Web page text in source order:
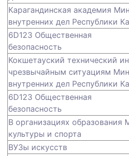
Карагандинская академия
внутренних дел Республики
6D123 Общественная
безопасность
Кокшетауский технический
чрезвычайным ситуациям
внутренних дел Республики
6D123 Общественная
безопасность
В организациях образования
культуры и спорта
ВУЗы искусств